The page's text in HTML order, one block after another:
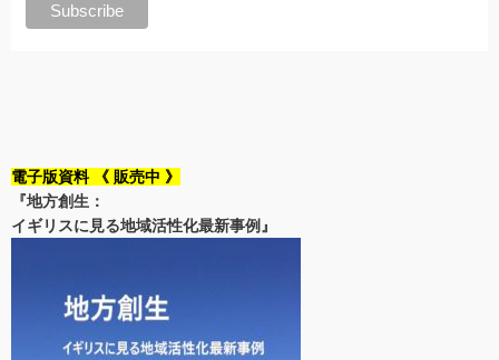
電子版資料 《 販売中 》
『地方創生：
イギリスに見る地域活性化最新事例』